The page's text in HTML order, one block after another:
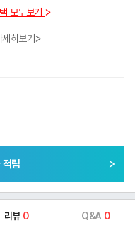
모두보기
세히보기
립
리뷰 0 Q&A 0